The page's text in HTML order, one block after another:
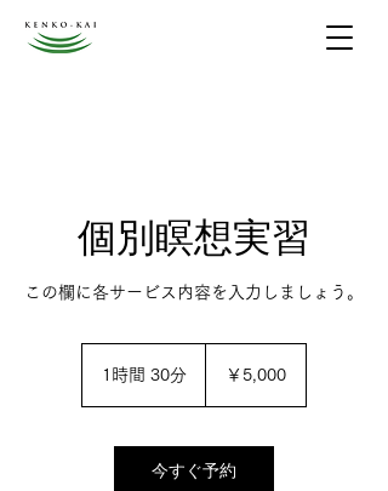
個別瞑想実習
この欄に各サービス内容を入力しましょう。
1時間 30分
0
分
￥5,000
今すぐ予約